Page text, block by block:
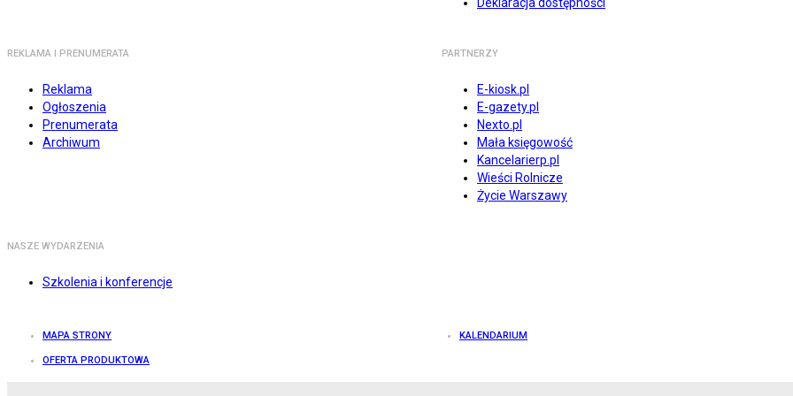
REKLAMA I PRENUMERATA
Reklama
Ogłoszenia
Prenumerata
Archiwum
PARTNERZY
E-kiosk.pl
E-gazety.pl
Nexto.pl
Mała księgowość
Kancelarierp.pl
Wieści Rolnicze
Życie Warszawy
NASZE WYDARZENIA
Szkolenia i konferencje
MAPA STRONY KALENDARIUM
OFERTA PRODUKTOWA